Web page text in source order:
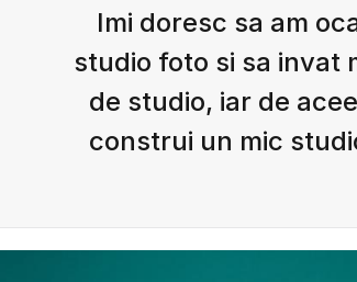
Imi doresc sa am
studio foto si sa invat
de studio, iar de
construi un mic